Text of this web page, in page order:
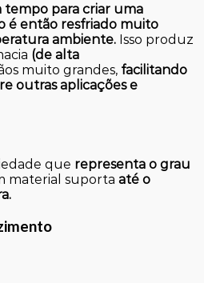
para criar uma
é então resfriado muito
ambiente. Isso produz
(de alta
muito grandes, facilitando
outras aplicações e
que representa o grau
material suporta até o